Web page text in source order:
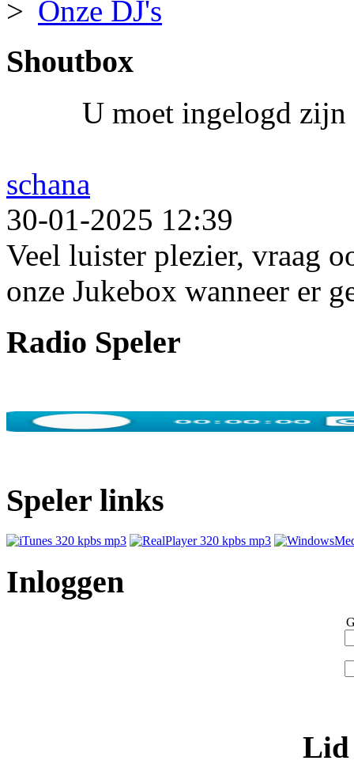
Onze DJ's
Shoutbox
U moet ingelogd zijn
schana
30-01-2025 12:39
Veel luister plezier, vraag
onze Jukebox wanneer er
Radio Speler
Speler links
Inloggen
Lid